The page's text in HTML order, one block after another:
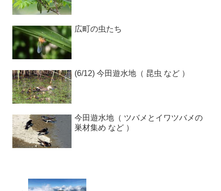
広町の虫たち
(6/12) 今田遊水地（ 昆虫 など ）
今田遊水地（ ツバメとイワツバメの
巣材集め など ）